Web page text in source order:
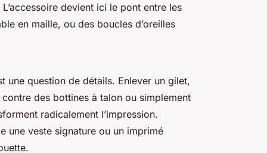
devient ici le pont entre les
en maille, ou des boucles d’oreilles
une question de détails. Enlever un gilet,
des bottines à talon ou simplement
radicalement l’impression.
une veste signature ou un imprimé